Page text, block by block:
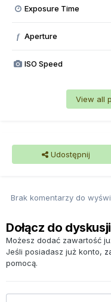
Exposure Time
f Aperture
ISO Speed
View all
Udostępnij
Brak komentarzy do
Dołącz do dyskusji
Możesz dodać zawartość
Jeśli posiadasz już konto,
pomocą.